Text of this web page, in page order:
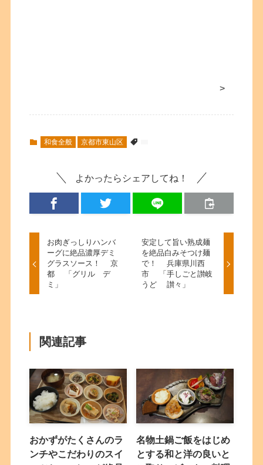
>
和食全般 京都市東山区
よかったらシェアしてね！
お肉ぎっしりハンバ
ーグに絶品濃厚デミ
グラスソース！ 京
都 「グリル デ
ミ」
安定して旨い熟成麺
を絶品白みそつけ麺
で！ 兵庫県川西
市 「手しごと讃岐
うど 讃々」
関連記事
おかずがたくさんのラ
ンチやこだわりのスイ
名物土鍋ご飯をはじめ
とする和と洋の良いと